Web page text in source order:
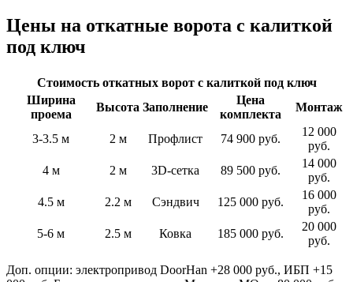
Цены на откатные ворота с калиткой
под ключ
Стоимость откатных ворот с калиткой под ключ
Ширина
проема
Высота Заполнение
Цена
комплекта
Монтаж
3-3.5 м 2 м Профлист 74 900 руб.
12 000
руб.
4 м
2 м 3D-сетка 89 500 руб.
14 000
руб.
4.5 м
2.2 м Сэндвич 125 000 руб.
16 000
руб.
5-6 м
2.5 м Ковка 185 000 руб.
20 000
руб.
Доп. опции: электропривод DoorHan +28 000 руб., ИБП +15